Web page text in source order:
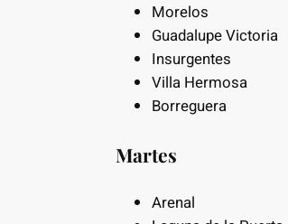
Morelos
Guadalupe Victoria
Insurgentes
Villa Hermosa
Borreguera
Martes
Arenal